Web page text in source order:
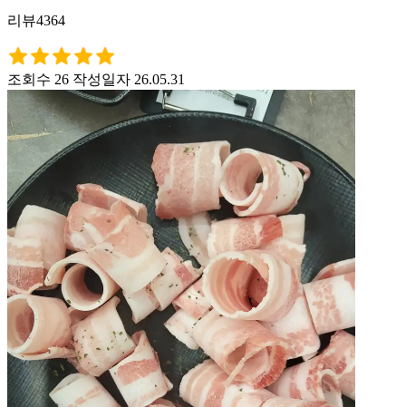
리뷰4364
조회수 26 작성일자 26.05.31